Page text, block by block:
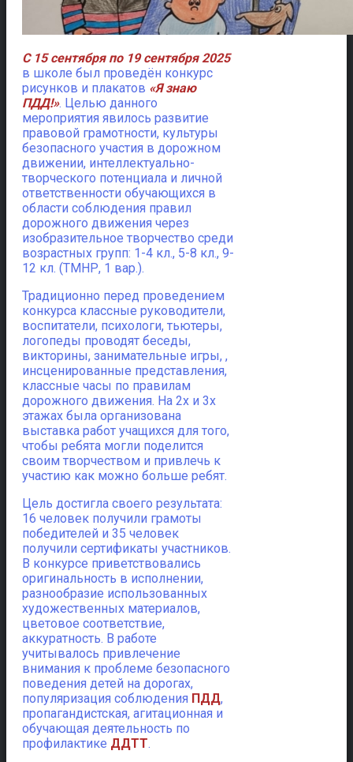
С 15 сентября по 19 сентября 2025
в школе был проведён конкурс
рисунков и плакатов «Я знаю
ПДД!». Целью данного
мероприятия явилось развитие
правовой грамотности, культуры
безопасного участия в дорожном
движении, интеллектуально-
творческого потенциала и личной
ответственности обучающихся в
области соблюдения правил
дорожного движения через
изобразительное творчество среди
возрастных групп: 1-4 кл., 5-8 кл., 9-
12 кл. (ТМНР, 1 вар.).
Традиционно перед проведением
конкурса классные руководители,
воспитатели, психологи, тьютеры,
логопеды проводят беседы,
викторины, занимательные игры, ,
инсценированные представления,
классные часы по правилам
дорожного движения. На 2х и 3х
этажах была организована
выставка работ учащихся для того,
чтобы ребята могли поделится
своим творчеством и привлечь к
участию как можно больше ребят.
Цель достигла своего результата:
16 человек получили грамоты
победителей и 35 человек
получили сертификаты участников.
В конкурсе приветствовались
оригинальность в исполнении,
разнообразие использованных
художественных материалов,
цветовое соответствие,
аккуратность. В работе
учитывалось привлечение
внимания к проблеме безопасного
поведения детей на дорогах,
популяризация соблюдения ПДД,
пропагандистская, агитационная и
обучающая деятельность по
профилактике ДДТТ.